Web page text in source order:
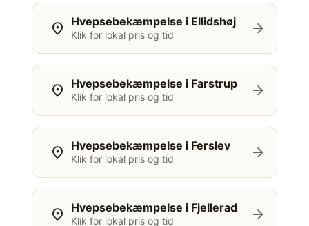
location_on Hvepsebekæmpelse i Ellidshøj
Klik for lokal pris og tid arrow_forward
location_on Hvepsebekæmpelse i Farstrup
Klik for lokal pris og tid arrow_forward
location_on Hvepsebekæmpelse i Ferslev
Klik for lokal pris og tid arrow_forward
location_on Hvepsebekæmpelse i Fjellerad
Klik for lokal pris og tid arrow_forward